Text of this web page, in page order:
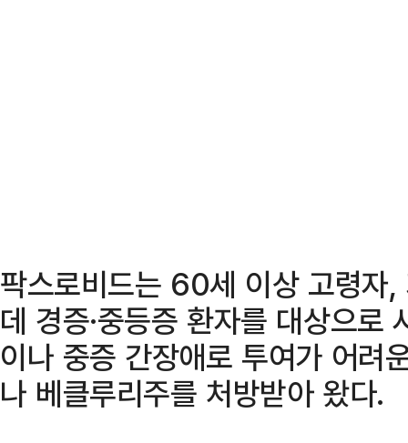
팍스로비드는 60세 이상 고령자
데 경증·중등증 환자를 대상으로
이나 중증 간장애로 투여가 어려
나 베클루리주를 처방받아 왔다.